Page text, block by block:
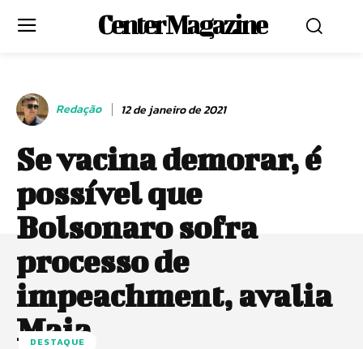
Center Magazine
Redação 12 de janeiro de 2021
Se vacina demorar, é
possível que
Bolsonaro sofra
processo de
impeachment, avalia
Maia
DESTAQUE